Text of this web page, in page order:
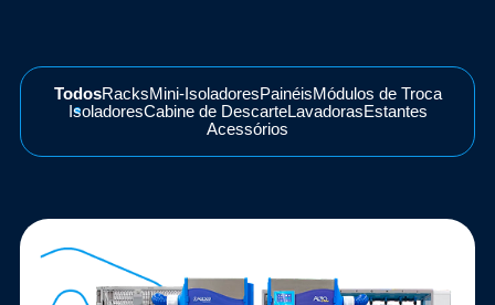
TodosRacksMini-IsoladoresPainéisMódulos de Troca
IsoladoresCabine de DescarteLavadorasEstantes
Acessórios